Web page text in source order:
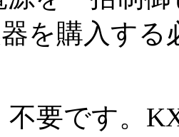
を購入する
不要です。